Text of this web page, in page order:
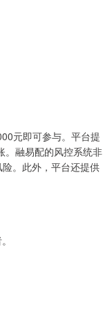
元即可参与。平台提
。融易配的风控系统非
。此外，平台还提供